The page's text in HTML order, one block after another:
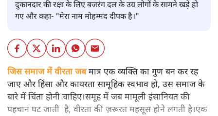
दुकानदार की रक्षा के लिए बजरंग दल के उग्र लोगों के सामने खड़े हो
गए और कहा- "मेरा नाम मोहम्मद दीपक है।"
जिस समाज में वीरता जबमात्र एक व्यक्ति का गुण बन कर रह
जाए और हिंसा और कायरता सामूहिक स्वभाव हो, उस समाज के
बारे में चिंता होनी चाहिए।समूह में जब मामूली इंसानियत की
पहचान घट जाती है, वीरता की ज़रूरत महसूस होने लगती है।एक